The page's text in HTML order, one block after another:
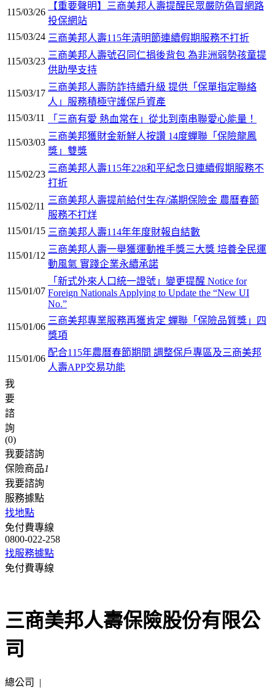
115/03/26
【重要聲明】三商美邦人壽提醒民眾嚴防偽冒網路
投保網站
115/03/24 三商美邦人壽115年清明節連續假期服務不打折
115/03/23
三商美邦人壽號召同仁捐後背包 為非洲弱勢孩童提
供助學支持
115/03/17
三商美邦人壽防詐持續升級 提供「保單指定聯絡
人」服務積極守護保戶資產
115/03/11
「三商有愛 熱血常在」從北到南串聯愛心能量！
115/03/03
三商美邦獲財金新鮮人按讚 14度蟬聯「保險龍鳳
獎」雙獎
115/02/23
三商美邦人壽115年228和平紀念日連續假期服務不
打折
115/02/11
三商美邦人壽提前給付生存/滿期保險金 農曆春節
服務不打烊
115/01/15 三商美邦人壽114年年度財報自結數
115/01/12
三商美邦人壽一舉獲運動推手獎三大獎 培養全民運
動風氣 實踐企業永續承諾
115/01/07
「新式外來人口統一證號」變更提醒 Notice for
Foreign Nationals Applying to Update the “New UI
No.”
115/01/06
三商美邦專業服務再獲肯定 蟬聯「保險品質獎」四
獎項
115/01/06
配合115年農曆春節期間 調整保戶專區及三商美邦
人壽APP交易功能
我
要
諮
詢
(0)
我要諮詢
保險商品1
我要諮詢
服務據點
找地點
免付費專線
0800-022-258
找服務據點
免付費專線
三商美邦人壽保險股份有限公
司
總公司
|